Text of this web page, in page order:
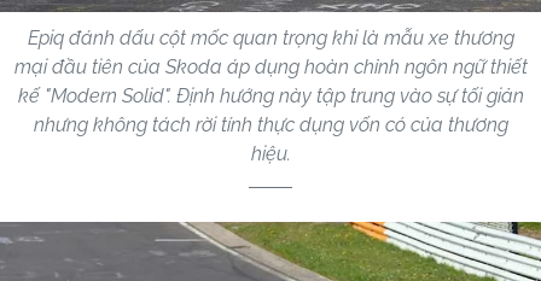
Epiq đánh dấu cột mốc quan trọng khi là mẫu xe thương
mại đầu tiên của Skoda áp dụng hoàn chỉnh ngôn ngữ thiết
kế "Modern Solid". Định hướng này tập trung vào sự tối giản
nhưng không tách rời tính thực dụng vốn có của thương
hiệu.